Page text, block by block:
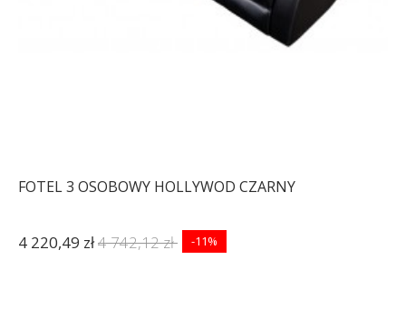
FOTEL 3 OSOBOWY HOLLYWOD CZARNY
4 220,49 zł4 742,12 zł -11%